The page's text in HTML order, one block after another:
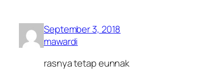
September 3, 2018
mawardi
rasnya tetap eunnak